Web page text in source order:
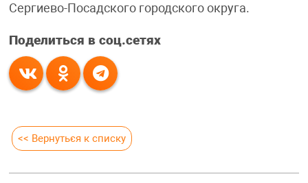
Сергиево-Посадского городского округа.
Поделиться в соц.сетях
<< Вернуться к списку